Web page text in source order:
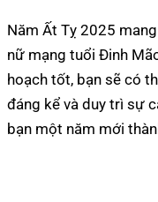
Năm Ất Tỵ 2025
nữ mạng tuổi Đinh
hoạch tốt, bạn sẽ có
đáng kể và duy trì sự
bạn một năm mới